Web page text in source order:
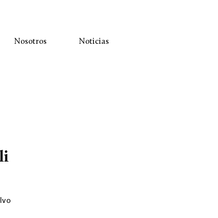
Nosotros Noticias